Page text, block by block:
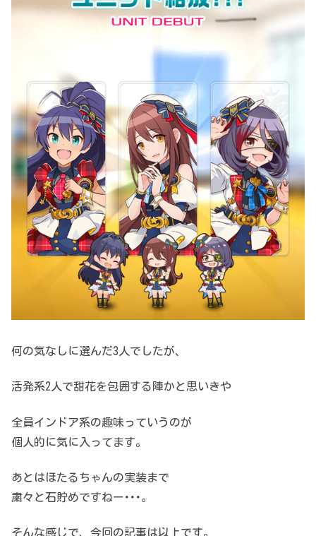
何の気なしに選んだ3人でしたが、
活発系2人で甜花を包囲する陣かと思いきや
全員インドア系の趣味っていうのが
個人的に気に入ってます。
あとはほたるちゃんの実装まで
粛々と石貯めですねー･･･。
そんな感じで、今回の記事は以上です。